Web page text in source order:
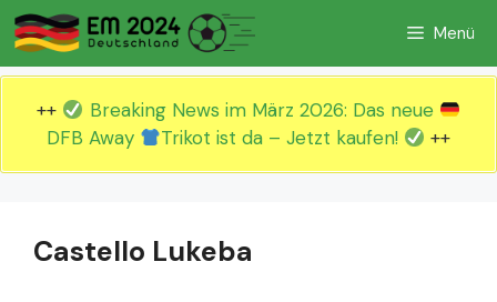
Zum
Inhalt
springen
Menü
++
Breaking News im März 2026: Das neue
DFB Away
Trikot ist da – Jetzt kaufen! ++
Castello Lukeba